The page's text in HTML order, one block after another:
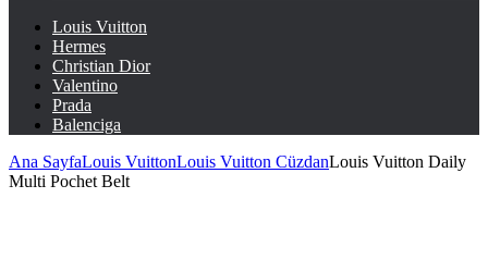
Louis Vuitton
Hermes
Christian Dior
Valentino
Prada
Balenciga
Ana SayfaLouis VuittonLouis Vuitton CüzdanLouis Vuitton Daily
Multi Pochet Belt